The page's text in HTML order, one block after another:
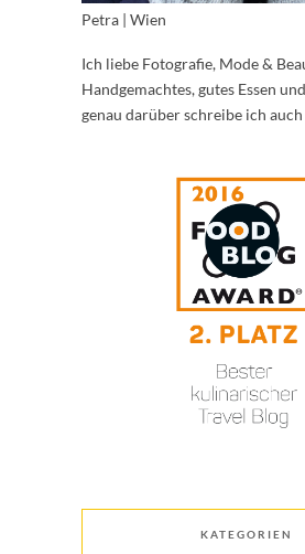
Petra | Wien
Ich liebe Fotografie, Mode &
Handgemachtes, gutes Essen
genau darüber schreibe ich
KATEGORIEN